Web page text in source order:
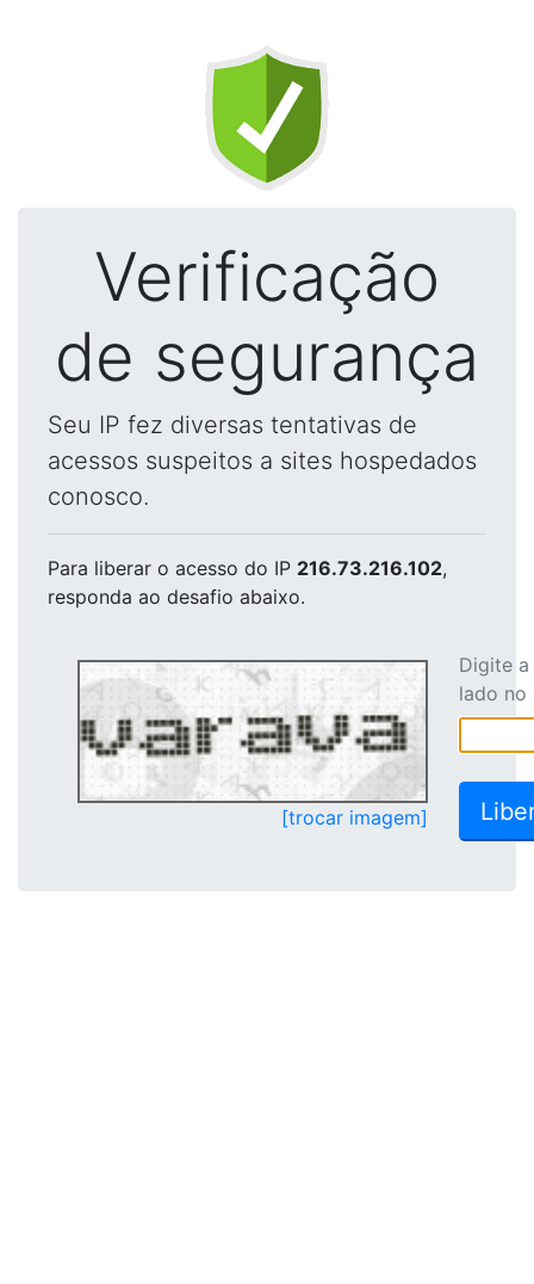
Verificação
de segurança
Seu IP fez diversas tentativas de
acessos suspeitos a sites hospedados
conosco.
Para liberar o acesso do IP 216.73.216.102,
responda ao desafio abaixo.
[trocar imagem]
Digite
lado no